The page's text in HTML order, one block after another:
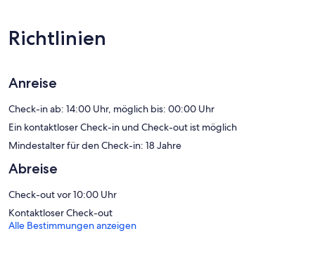
Aparthotel Niu d´Aus besitzt 18 Zimmer, die über Außenflure
zugänglich sind und folgende Ausstattung bieten: Wasserkocher
Wohneinheiten mit Kochnischen, zu deren Ausstattung
Kühlschrank, Mikrowelle und Kochgeschirr/Geschirr/Besteck
gehören. Zur Badausstattung gehört Folgendes: Badewannen oder
Dieses Aparthotel in Santanyí bietet dir einen kostenlosen WLAN-
Zugang. In den Zimmern stehen 17-Zoll-LCD-Fernseher mit
unter der Woche angeboten.
Zum Freizeitangebot vor Ort gehört Folgendes: Außenpool und
Kinderbecken.
Gästen bis 12 Jahren ist der Zutritt zu folgender Einrichtung nicht
Richtlinien
Anreise
Check-in ab: 14:00 Uhr, möglich bis: 00:00 Uhr
Ein kontaktloser Check-in und Check-out ist möglich
Mindestalter für den Check-in: 18 Jahre
Abreise
Check-out vor 10:00 Uhr
Kontaktloser Check-out
Alle Bestimmungen anzeigen